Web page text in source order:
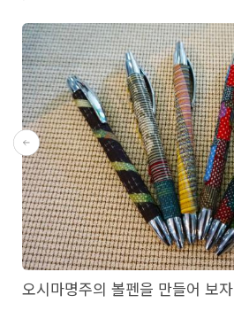
오시마명주의 볼펜을 만들어 보자